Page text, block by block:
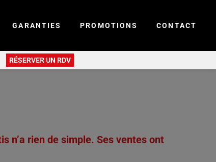
GARANTIES PROMOTIONS CONTACT
RÉSERVER UN RDV
n’a rien de simple. Ses ventes ont